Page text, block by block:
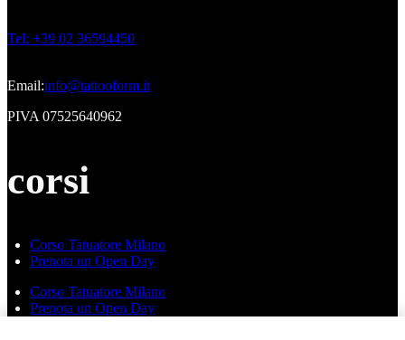
Tel: +39 02 36594450
Email:info@tattooform.it
PIVA 07525640962
corsi
Corso Tatuatore Milano
Prenota un Open Day
Corso Tatuatore Milano
Prenota un Open Day